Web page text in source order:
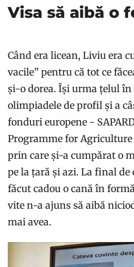
Visa să aibă o
Când era licean, Liviu era
vacile” pentru că tot ce
și-o dorea. Își urma țelul în
olimpiadele de profil și a
fonduri europene -
Programme for
prin care și-a cumpărat o
pe la țară și azi. La final
făcut cadou o cană în
vite n-a ajuns să aibă
mai avea.